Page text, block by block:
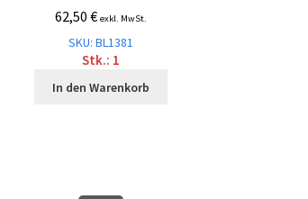
62,50€ exkl. MwSt.
SKU: BL1381
Stk.: 1
In den Warenkorb